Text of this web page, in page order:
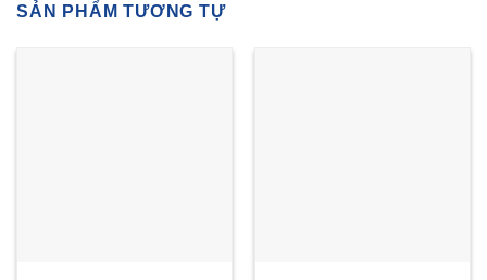
SẢN PHẨM TƯƠNG TỰ